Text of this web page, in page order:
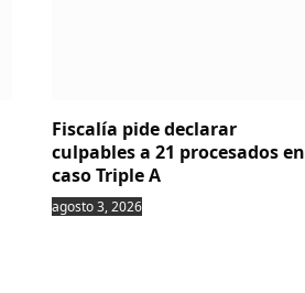
Fiscalía pide declarar
culpables a 21 procesados en
caso Triple A
agosto 3, 2026